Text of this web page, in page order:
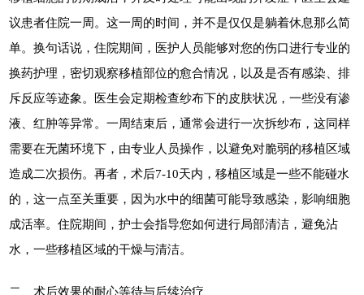
议患者住院一周。这一周的时间，并不是仅仅是躺着休息那么简
单。换句话说，住院期间，医护人员能够对您的伤口进行专业的
换药护理，密切观察移植部位的愈合情况，以及是否有感染、排
斥反应等迹象。医生会定期检查纱布下的皮肤状况，一些没有渗
液、红肿等异常。一周结束后，通常会进行一次拆纱布，这同样
需要在无菌环境下，由专业人员操作，以避免对脆弱的移植区域
造成二次损伤。再者，术后7-10天内，移植区域是一些不能碰水
的，这一点至关重要，因为水中的细菌可能导致感染，影响细胞
成活率。住院期间，护士会指导您如何进行局部清洁，避免沾
水，一些移植区域的干燥与清洁。
二、术后效果的耐心等待与后续治疗